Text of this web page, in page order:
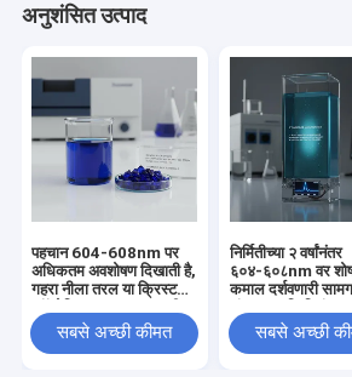
अनुशंसित उत्पाद
पहचान 604-608nm पर
अधिकतम अवशोषण दिखाती है,
गहरा नीला तरल या क्रिस्टल
0.1 प्रतिशत से कम
सबसे अच्छी कीमत
निर्मितीच्या २ वर्षांनंतर
६०४-६०८nm वर
कमाल दर्शवणारी
प्रक्रियेसाठी
सबसे अच्छी